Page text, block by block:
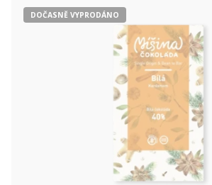
DOČASNĚ VYPRODÁNO